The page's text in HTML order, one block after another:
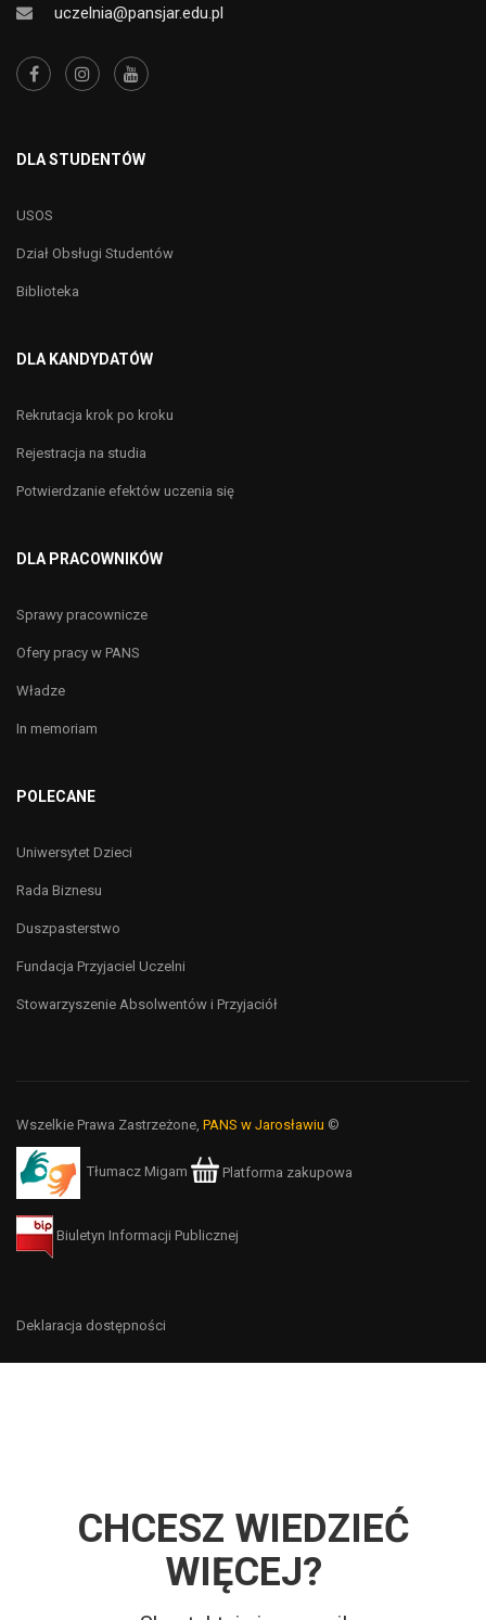
uczelnia@pansjar.edu.pl
DLA STUDENTÓW
USOS
Dział Obsługi Studentów
Biblioteka
DLA KANDYDATÓW
Rekrutacja krok po kroku
Rejestracja na studia
Potwierdzanie efektów uczenia się
DLA PRACOWNIKÓW
Sprawy pracownicze
Ofery pracy w PANS
Władze
In memoriam
POLECANE
Uniwersytet Dzieci
Rada Biznesu
Duszpasterstwo
Fundacja Przyjaciel Uczelni
Stowarzyszenie Absolwentów i Przyjaciół
Wszelkie Prawa Zastrzeżone, PANS w Jarosławiu ©
Tłumacz Migam Platforma zakupowa
Biuletyn Informacji Publicznej
Deklaracja dostępności
CHCESZ WIEDZIEĆ
WIĘCEJ?